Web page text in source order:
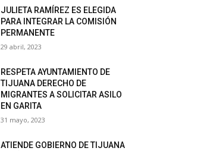
JULIETA RAMÍREZ ES ELEGIDA
PARA INTEGRAR LA COMISIÓN
PERMANENTE
29 abril, 2023
RESPETA AYUNTAMIENTO DE
TIJUANA DERECHO DE
MIGRANTES A SOLICITAR ASILO
EN GARITA
31 mayo, 2023
ATIENDE GOBIERNO DE TIJUANA